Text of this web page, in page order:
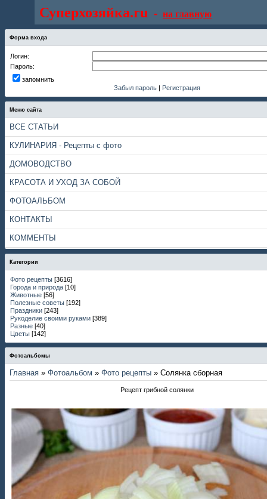
Суперхозяйка.ru - на главную
Форма входа
Логин:
Пароль:
запомнить
Забыл пароль | Регистрация
Меню сайта
ВСЕ СТАТЬИ
КУЛИНАРИЯ - Рецепты с фото
ДОМОВОДСТВО
КРАСОТА И УХОД ЗА СОБОЙ
ФОТОАЛЬБОМ
КОНТАКТЫ
КОММЕНТЫ
Категории
Фото рецепты [3616]
Города и природа [10]
Животные [56]
Полезные советы [192]
Праздники [243]
Рукоделие своими руками [389]
Разные [40]
Цветы [142]
Фотоальбомы
Главная » Фотоальбом » Фото рецепты » Солянка сборная
Рецепт грибной солянки